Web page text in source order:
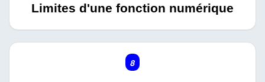
Limites d'une fonction numérique
8